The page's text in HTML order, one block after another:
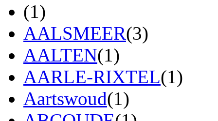
(1)
AALSMEER(3)
AALTEN(1)
AARLE-RIXTEL(1)
Aartswoud(1)